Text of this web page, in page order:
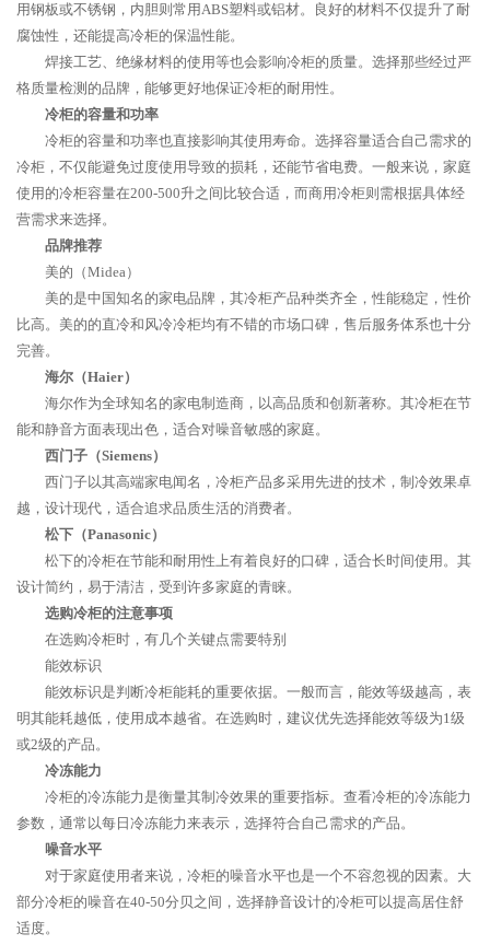
用钢板或不锈钢，内胆则常用ABS塑料或铝材。良好的材料不仅提升了耐
腐蚀性，还能提高冷柜的保温性能。
焊接工艺、绝缘材料的使用等也会影响冷柜的质量。选择那些经过严
格质量检测的品牌，能够更好地保证冷柜的耐用性。
冷柜的容量和功率
冷柜的容量和功率也直接影响其使用寿命。选择容量适合自己需求的
冷柜，不仅能避免过度使用导致的损耗，还能节省电费。一般来说，家庭
使用的冷柜容量在200-500升之间比较合适，而商用冷柜则需根据具体经
营需求来选择。
品牌推荐
美的（Midea）
美的是中国知名的家电品牌，其冷柜产品种类齐全，性能稳定，性价
比高。美的的直冷和风冷冷柜均有不错的市场口碑，售后服务体系也十分
完善。
海尔（Haier）
海尔作为全球知名的家电制造商，以高品质和创新著称。其冷柜在节
能和静音方面表现出色，适合对噪音敏感的家庭。
西门子（Siemens）
西门子以其高端家电闻名，冷柜产品多采用先进的技术，制冷效果卓
越，设计现代，适合追求品质生活的消费者。
松下（Panasonic）
松下的冷柜在节能和耐用性上有着良好的口碑，适合长时间使用。其
设计简约，易于清洁，受到许多家庭的青睐。
选购冷柜的注意事项
在选购冷柜时，有几个关键点需要特别
能效标识
能效标识是判断冷柜能耗的重要依据。一般而言，能效等级越高，表
明其能耗越低，使用成本越省。在选购时，建议优先选择能效等级为1级
或2级的产品。
冷冻能力
冷柜的冷冻能力是衡量其制冷效果的重要指标。查看冷柜的冷冻能力
参数，通常以每日冷冻能力来表示，选择符合自己需求的产品。
噪音水平
对于家庭使用者来说，冷柜的噪音水平也是一个不容忽视的因素。大
部分冷柜的噪音在40-50分贝之间，选择静音设计的冷柜可以提高居住舒
适度。